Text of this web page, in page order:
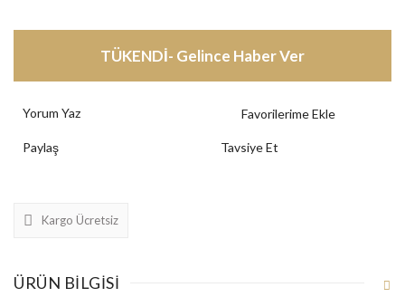
TÜKENDİ- Gelince Haber Ver
Yorum Yaz
Paylaş Tavsiye Et
Kargo Ücretsiz
ÜRÜN BILGISI